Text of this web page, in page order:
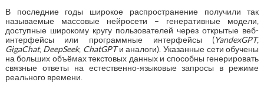
В последние годы широкое распространение получили так
называемые массовые нейросети – генеративные модели,
доступные широкому кругу пользователей через открытые веб-
интерфейсы или программные интерфейсы (YandexGPT,
GigaChat, DeepSeek, ChatGPTи аналоги). Указанные сети обучены
на больших объёмах текстовых данных и способны генерировать
связные ответы на естественно-языковые запросы в режиме
реального времени.